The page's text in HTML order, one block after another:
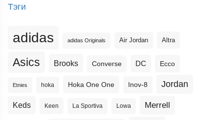
Тэги
adidas adidas Originals Air Jordan Altra
Asics Brooks Converse DC Ecco
Etnies hoka Hoka One One Inov-8 Jordan
Keds Keen La Sportiva Lowa Merrell